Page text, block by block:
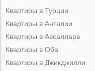
Квартиры в Турции
Квартиры в Анталии
Квартиры в Авсалларе
Квартиры в Оба
Квартиры в Джикджилли